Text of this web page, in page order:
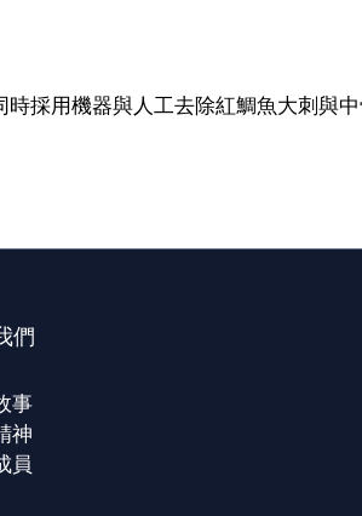
採用機器與人工去除紅鯛魚大刺與
們
事
神
員